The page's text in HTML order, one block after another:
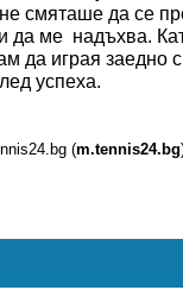
не смяташе да се
да ме надъхва.
да играя заедно с
успеха.
(m.tennis24.bg